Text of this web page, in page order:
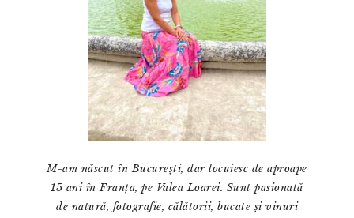
M-am născut în București, dar locuiesc de aproape
15 ani în Franța, pe Valea Loarei. Sunt pasionată
de natură, fotografie, călătorii, bucate și vinuri